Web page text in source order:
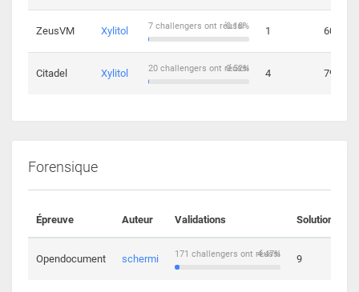
ZeusVM Xylitol 0.18%
7 challengers ont réussi 1 60
Citadel Xylitol 0.52%
20 challengers ont réussi 4 79
Forensique
Épreuve Auteur Validations Solutions
Opendocument schermi 4.47%
171 challengers ont réussi 9